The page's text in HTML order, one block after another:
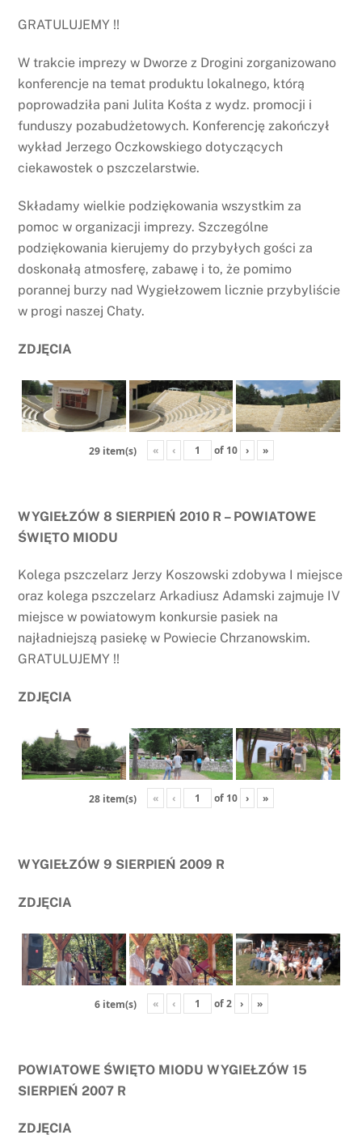
GRATULUJEMY !!
W trakcie imprezy w Dworze z Drogini zorganizowano
konferencje na temat produktu lokalnego, którą
poprowadziła pani Julita Kośta z wydz. promocji i
funduszy pozabudżetowych. Konferencję zakończył
wykład Jerzego Oczkowskiego dotyczących
ciekawostek o pszczelarstwie.
Składamy wielkie podziękowania wszystkim za
pomoc w organizacji imprezy. Szczególne
podziękowania kierujemy do przybyłych gości za
doskonałą atmosferę, zabawę i to, że pomimo
porannej burzy nad Wygiełzowem licznie przybyliście
w progi naszej Chaty.
ZDJĘCIA
29 item(s) « ‹ of 10 › »
WYGIEŁZÓW 8 SIERPIEŃ 2010 R – POWIATOWE
ŚWIĘTO MIODU
Kolega pszczelarz Jerzy Koszowski zdobywa I miejsce
oraz kolega pszczelarz Arkadiusz Adamski zajmuje IV
miejsce w powiatowym konkursie pasiek na
najładniejszą pasiekę w Powiecie Chrzanowskim.
GRATULUJEMY !!
ZDJĘCIA
28 item(s) « ‹ of 10 › »
WYGIEŁZÓW 9 SIERPIEŃ 2009 R
ZDJĘCIA
6 item(s) « ‹ of2 › »
POWIATOWE ŚWIĘTO MIODU WYGIEŁZÓW 15
SIERPIEŃ 2007 R
ZDJĘCIA